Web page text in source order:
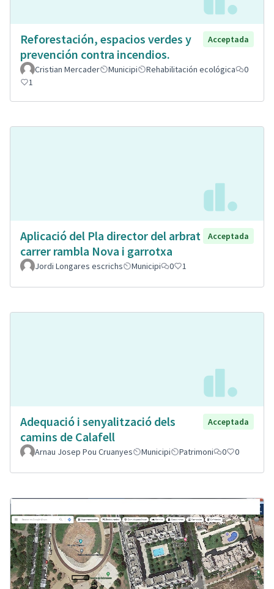
Reforestación, espacios verdes y
prevención contra incendios.
Acceptada
Cristian Mercader Municipi Rehabilitación ecológica
0
1
Aplicació del Pla director del arbrat
carrer rambla Nova i garrotxa
Acceptada
Jordi Longares escrichs Municipi 0 1
Adequació i senyalització dels
camins de Calafell
Acceptada
Arnau Josep Pou Cruanyes Municipi Patrimoni 0 0